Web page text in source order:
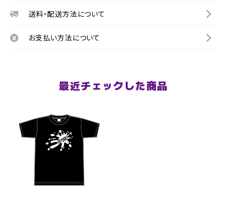
送料・配送方法について
お支払い方法について
最近チェックした商品